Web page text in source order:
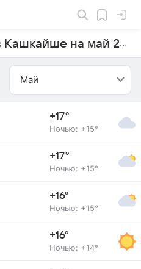
Прогноз погоды в Кашкайше на май 2026 года
Май
+17°
Ночью: +15°
+17°
Ночью: +15°
+16°
Ночью: +15°
+16°
Ночью: +14°